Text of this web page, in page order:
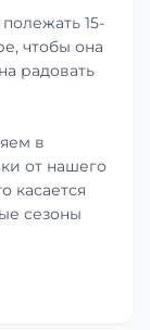
15-
чтобы она
радовать
в
от нашего
касается
сезоны